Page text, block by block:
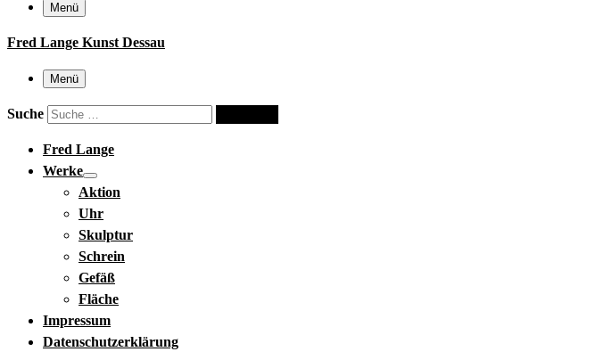
Menü
Fred Lange Kunst Dessau
Menü
Suche
Fred Lange
Werke
Aktion
Uhr
Skulptur
Schrein
Gefäß
Fläche
Impressum
Datenschutzerklärung